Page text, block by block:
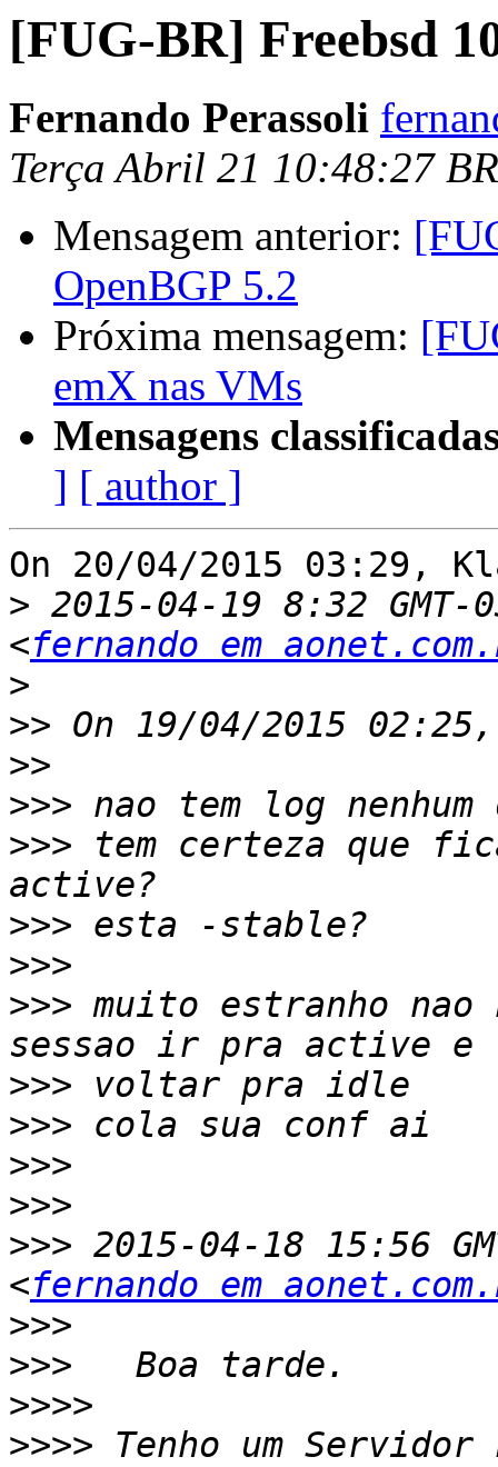
[FUG-BR] Freebsd
Fernando Perassoli
Terça Abril 21 10:48:27
Mensagem anterior:
OpenBGP 5.2
Próxima mensagem:
emX nas VMs
Mensagens
] [ author ]
On 20/04/2015 03:29,
> 2015-04-19 8:32
<fernando em
>
>>
>>
>>>
>>> tem certeza que
>>>
>>>
>>> muito estranho
>>>
>>>
>>>
>>>
>>> 2015-04-18 15:56
<fernando em
>>>
>>>
>>>>
>>>> Tenho um Servidor